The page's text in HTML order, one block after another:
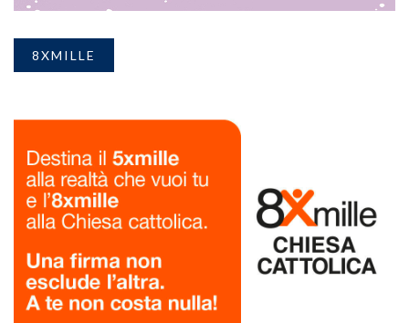
8XMILLE